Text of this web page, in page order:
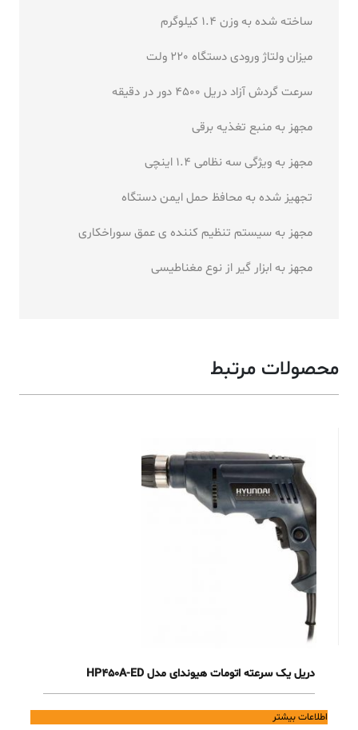
ساخته شده به وزن 1.4 کیلوگرم
میزان ولتاژ ورودی دستگاه 220 ولت
سرعت گردش آزاد دریل 4500 دور در دقیقه
مجهز به منبع تغذیه برقی
مجهز به ویژگی سه نظامی 1.4 اینچی
تجهیز شده به محافظ حمل ایمن دستگاه
مجهز به سیستم تنظیم کننده ی عمق سوراخکاری
مجهز به ابزار گیر از نوع مغناطیسی
محصولات مرتبط
دریل یک سرعته اتومات هیوندای مدل HP450A-ED
اطلاعات بیشتر